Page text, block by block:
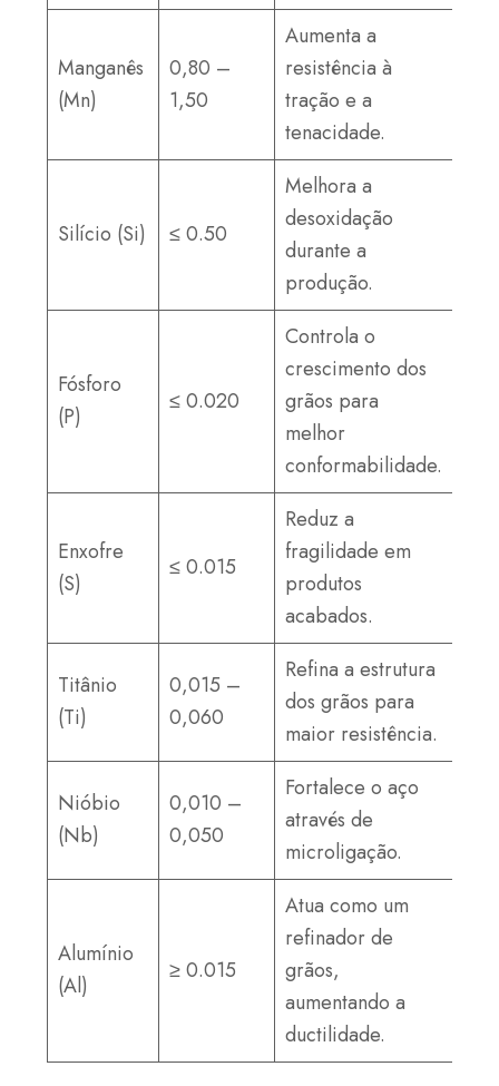
Manganês
(Mn)
0,80 –
1,50
Aumenta a
resistência à
tração e a
tenacidade.
Silício (Si) ≤ 0.50
Melhora a
desoxidação
durante a
produção.
Fósforo
(P)
≤ 0.020
Controla o
crescimento dos
grãos para
melhor
conformabilidade.
Enxofre
(S)
≤ 0.015
Reduz a
fragilidade em
produtos
acabados.
Titânio
(Ti)
0,015 –
0,060
Refina a estrutura
dos grãos para
maior resistência.
Nióbio
(Nb)
0,010 –
0,050
Fortalece o aço
através de
microligação.
Alumínio
(Al)
≥ 0.015
Atua como um
refinador de
grãos,
aumentando a
ductilidade.